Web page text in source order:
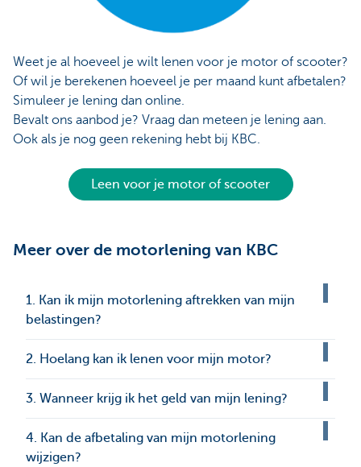
Weet je al hoeveel je wilt lenen voor je motor of scooter?
Of wil je berekenen hoeveel je per maand kunt afbetalen?
Simuleer je lening dan online.
Bevalt ons aanbod je? Vraag dan meteen je lening aan.
Ook als je nog geen rekening hebt bij KBC.
Leen voor je motor of scooter
Meer over de motorlening van KBC
1. Kan ik mijn motorlening aftrekken van mijn
belastingen?
2. Hoelang kan ik lenen voor mijn motor?
3. Wanneer krijg ik het geld van mijn lening?
4. Kan de afbetaling van mijn motorlening
wijzigen?